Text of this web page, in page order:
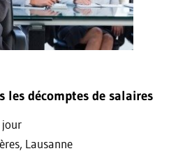
les décomptes de salaires
jour
Lausanne